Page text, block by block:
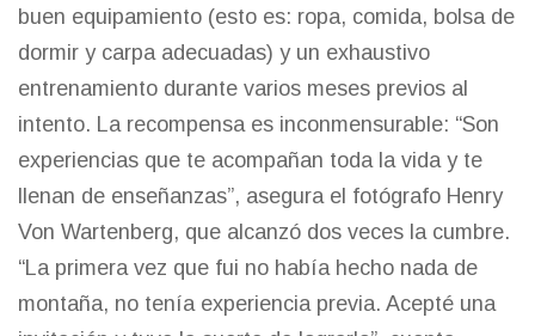
buen equipamiento (esto es: ropa, comida, bolsa de
dormir y carpa adecuadas) y un exhaustivo
entrenamiento durante varios meses previos al
intento. La recompensa es inconmensurable: “Son
experiencias que te acompañan toda la vida y te
llenan de enseñanzas”, asegura el fotógrafo Henry
Von Wartenberg, que alcanzó dos veces la cumbre.
“La primera vez que fui no había hecho nada de
montaña, no tenía experiencia previa. Acepté una